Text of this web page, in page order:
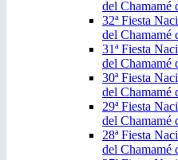
del Chamamé
32ª Fiesta
del Chamamé
31ª Fiesta
del Chamamé
30ª Fiesta
del Chamamé
29ª Fiesta
del Chamamé
28ª Fiesta
del Chamamé